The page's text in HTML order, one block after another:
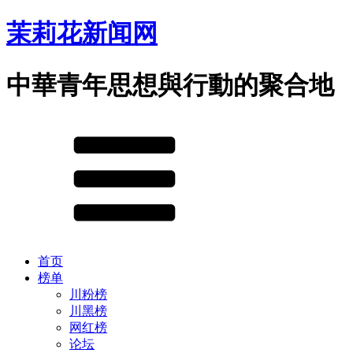
茉莉花新闻网
中華青年思想與行動的聚合地
首页
榜单
川粉榜
川黑榜
网红榜
论坛